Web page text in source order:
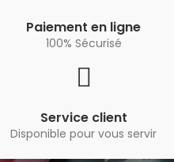
Paiement en ligne
100% Sécurisé
Service client
Disponible pour vous servir